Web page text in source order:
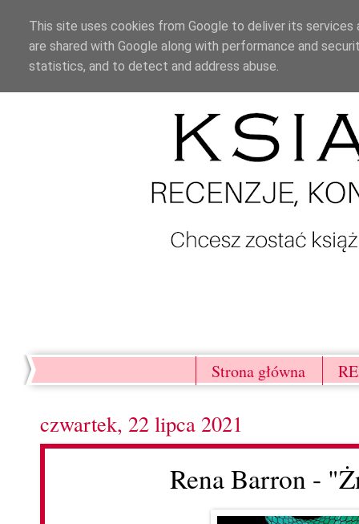
Strona główna
czwartek, 22 lipca 2021
Rena Barron -
This site uses cookies from Google to deliver its
are shared with Google along with performance and
statistics, and to detect and address abuse.